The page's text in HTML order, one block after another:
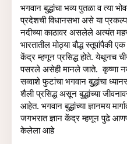
भगवान बुद्धांचा भव्य पुतळा व त्या
प्रदेशची विधानसभा असे या
नदीच्या काठावर असलेले अत्यंत
भारतातील मोठ्या बौद्ध स्तूपांपैकी
केंद्र म्हणून प्रसिद्ध होते. येथूनच
पसरले असेही मानले जाते.  कृष्णा
सव्वाशे फुटांचा भगवान बुद्धांचा
शैली प्रसिद्ध असून बुद्धांच्या
आहेत. भगवान बुद्धांच्या ज्ञानमय
जगभरात ज्ञान केंद्र म्हणून पुढे
केलेला आहे